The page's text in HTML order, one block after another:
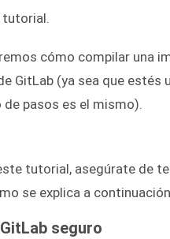
tutorial.
cómo compilar una
GitLab (ya sea que
pasos es el mismo).
tutorial, asegúrate de
se explica a
seguro